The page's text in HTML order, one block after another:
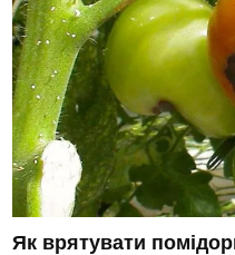
Як врятувати